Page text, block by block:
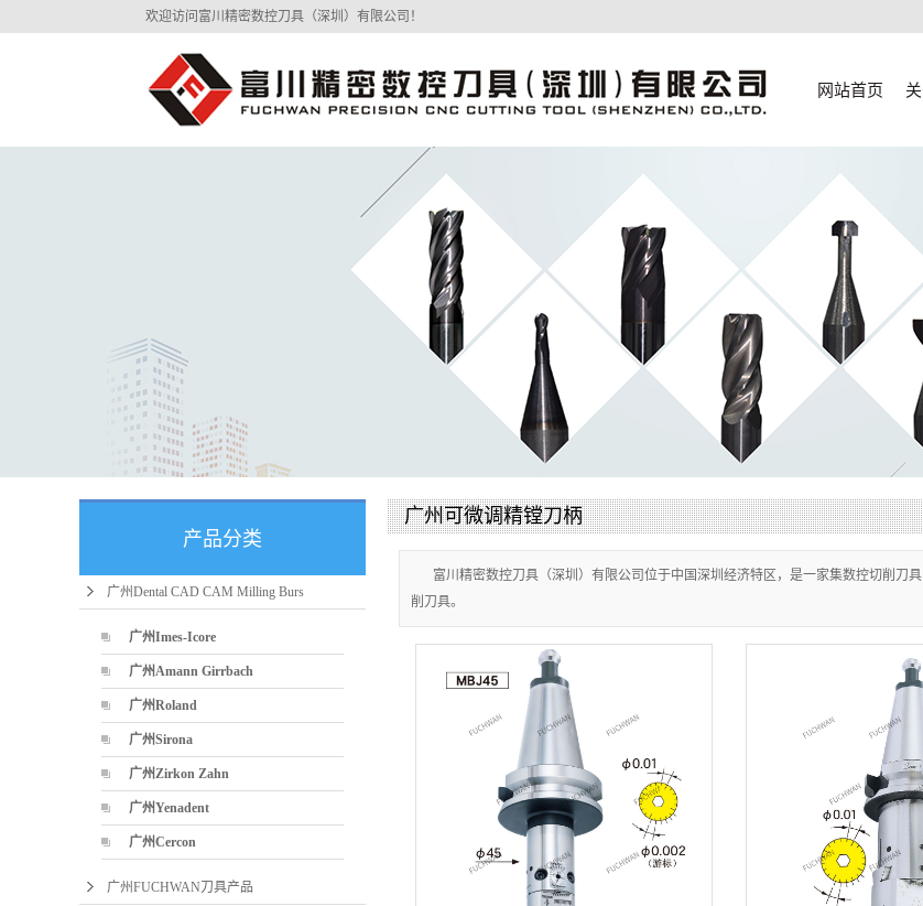
欢迎访问富川精密数控刀具（深圳）有限公司！
网站首页
产品分类
广州Dental CAD CAM Milling Burs
广州Imes-Icore
广州Amann Girrbach
广州Roland
广州Sirona
广州Zirkon Zahn
广州Yenadent
广州Cercon
广州FUCHWAN刀具产品
广州可微调精镗刀柄
富川精密数控刀具（深圳）有限公司位于中国深圳经济特区，是一家集数控切削刀
削刀具。